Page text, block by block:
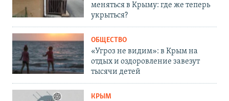
меняться в Крыму: где же теперь
укрыться?
ОБЩЕСТВО
«Угроз не видим»: в Крым на
отдых и оздоровление завезут
тысячи детей
КРЫМ